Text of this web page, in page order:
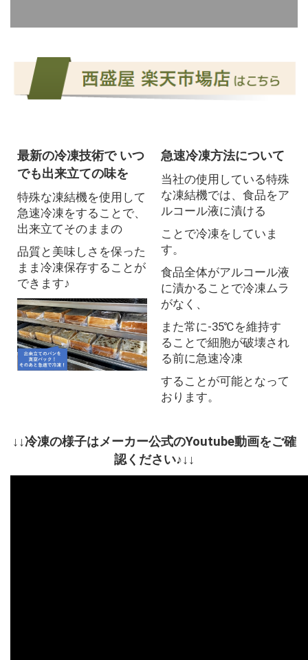
最新の冷凍技術で いつ
でも出来立ての味を
特殊な凍結機を使用して
急速冷凍をすることで、
出来立てそのままの
品質と美味しさを保った
まま冷凍保存することが
できます♪
急速冷凍方法について
当社の使用している特殊
な凍結機では、食品をア
ルコール液に漬ける
ことで冷凍をしていま
す。
食品全体がアルコール液
に漬かることで冷凍ムラ
がなく、
また常に-35℃を維持す
ることで細胞が破壊され
る前に急速冷凍
することが可能となって
おります。
↓↓冷凍の様子はメーカー公式のYoutube動画をご確
認ください♪↓↓